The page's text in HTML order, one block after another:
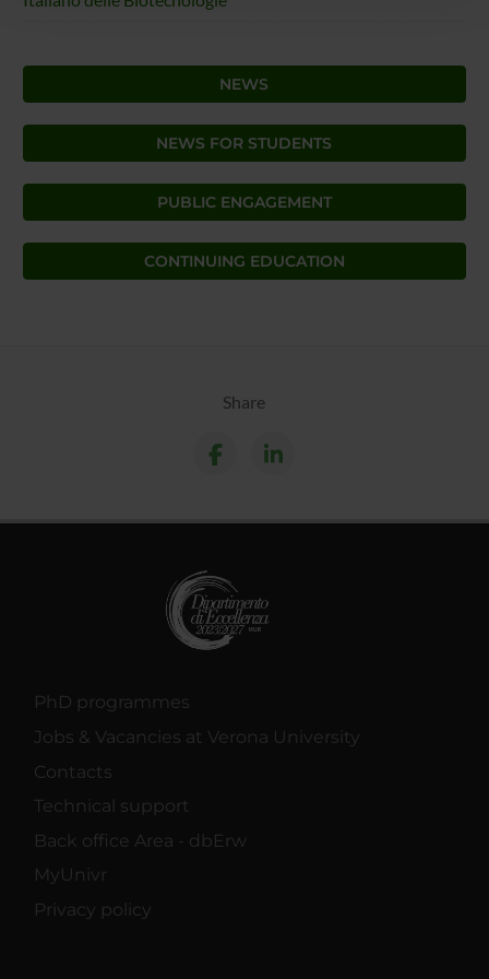
con altre informazioni che hai fornito loro o che hanno
NEWS
NEWS FOR STUDENTS
PUBLIC ENGAGEMENT
CONTINUING EDUCATION
Share
PhD programmes
Jobs & Vacancies at Verona University
Contacts
Technical support
Back office Area - dbErw
MyUnivr
Privacy policy